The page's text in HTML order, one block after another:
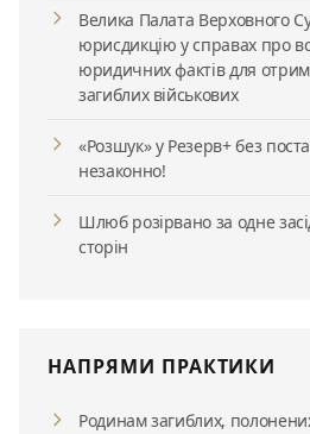
Велика Палата Верховного
юрисдикцію у справах про
юридичних фактів для
загиблих військових
«Розшук» у Резерв+ без
незаконно!
Шлюб розірвано за одне
сторін
НАПРЯМИ ПРАКТИКИ
Родинам загиблих,